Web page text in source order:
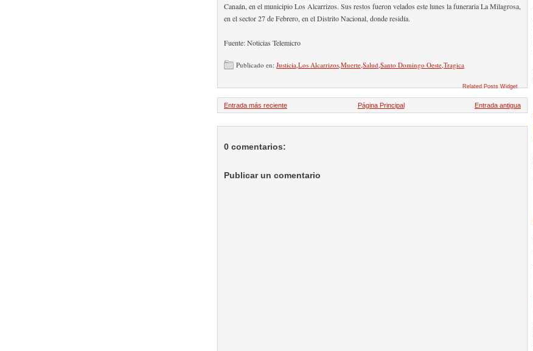
Canaán, en el municipio Los Alcarrizos. Sus restos fueron velados este lunes la funeraria La Milagrosa,
en el sector 27 de Febrero, en el Distrito Nacional, donde residía.
Fuente: Noticias Telemicro
Publicado en: Justicia Los Alcarrizos Muerte Salud Santo Domingo Oeste Tragica
Related Posts Widget
Entrada más reciente Entrada antigua
Página Principal
0 comentarios:
Publicar un comentario